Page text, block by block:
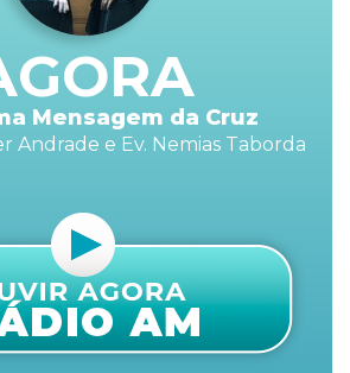
Mensagem da Cruz
Andrade e Ev. Nemias Taborda